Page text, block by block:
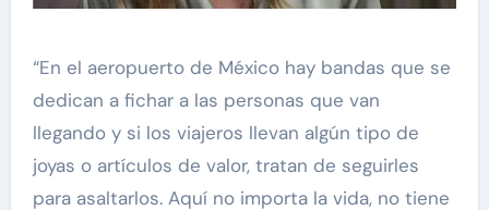
“En el aeropuerto de México hay bandas que se
dedican a fichar a las personas que van
llegando y si los viajeros llevan algún tipo de
joyas o artículos de valor, tratan de seguirles
para asaltarlos. Aquí no importa la vida, no tiene